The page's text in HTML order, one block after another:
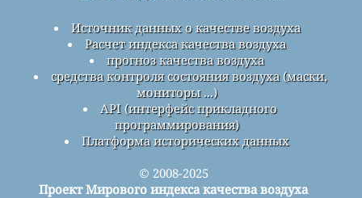
Источник данных о качестве воздуха
Расчет индекса качества воздуха
прогноз качества воздуха
средства контроля состояния воздуха (маски,
мониторы ...)
API (интерфейс прикладного
программирования)
Платформа исторических данных
© 2008-2025
Проект Мирового индекса качества воздуха